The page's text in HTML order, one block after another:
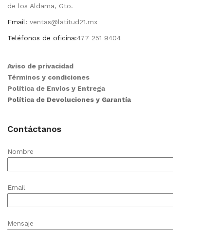
de los Aldama, Gto.
Email: ventas@latitud21.mx
Teléfonos de oficina:477 251 9404
Aviso de privacidad
Términos y condiciones
Política de Envíos y Entrega
Política de Devoluciones y Garantía
Contáctanos
Nombre
Email
Mensaje